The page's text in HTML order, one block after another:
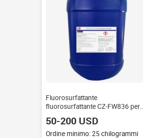
Fluorosurfattante
fluorosurfattante CZ-FW836 per
inchiostri e detergente
50-200 USD
Ordine minimo: 25 chilogrammi